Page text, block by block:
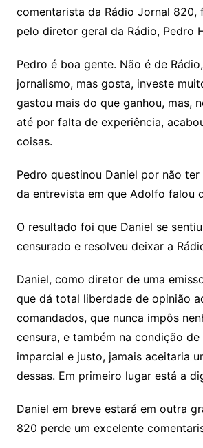
comentarista da Rádio Jornal 820,
pelo diretor geral da Rádio, Pedro
Pedro é boa gente. Não é de
jornalismo, mas gosta, investe
gastou mais do que ganhou, mas,
até por falta de experiência,
coisas.
Pedro questinou Daniel por não
da entrevista em que Adolfo falou
O resultado foi que Daniel se
censurado e resolveu deixar a
Daniel, como diretor de uma
que dá total liberdade de opinião
comandados, que nunca impôs
censura, e também na condição
imparcial e justo, jamais aceitaria
dessas. Em primeiro lugar está a
Daniel em breve estará em outra
820 perde um excelente